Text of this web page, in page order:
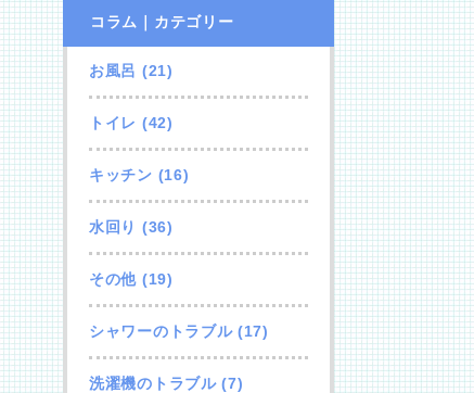
コラム｜カテゴリー
お風呂 (21)
トイレ (42)
キッチン (16)
水回り (36)
その他 (19)
シャワーのトラブル(17)
洗濯機のトラブル(7)